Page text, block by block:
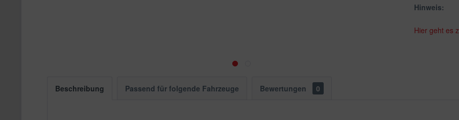
Hinweis:
Hier geht es
Beschreibung Passend für folgende Fahrzeuge Bewertungen 0